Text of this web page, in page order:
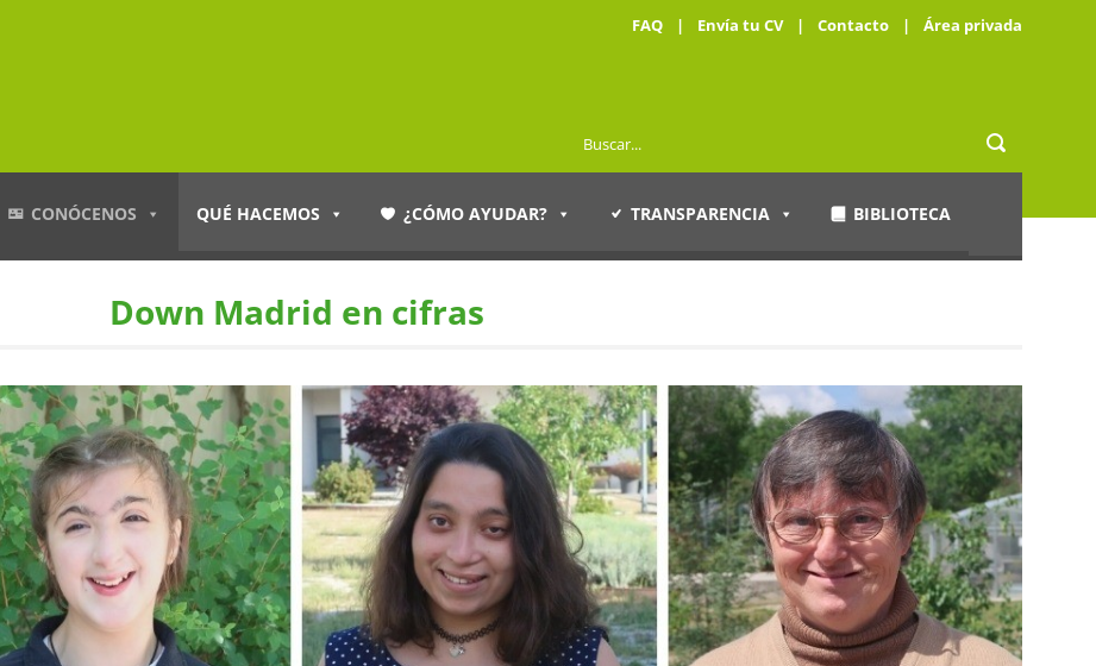
FAQ | Envía tu CV | Contacto | Área privada
CONÓCENOS QUÉ HACEMOS ¿CÓMO AYUDAR? TRANSPARENCIA BIBLIOTECA
Down Madrid en cifras